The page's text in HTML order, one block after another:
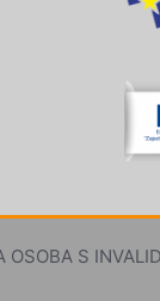
S